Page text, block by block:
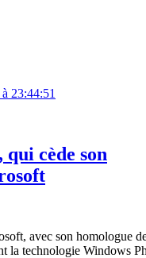
23:44:51
cède son
avec son homologue
la technologie Windows